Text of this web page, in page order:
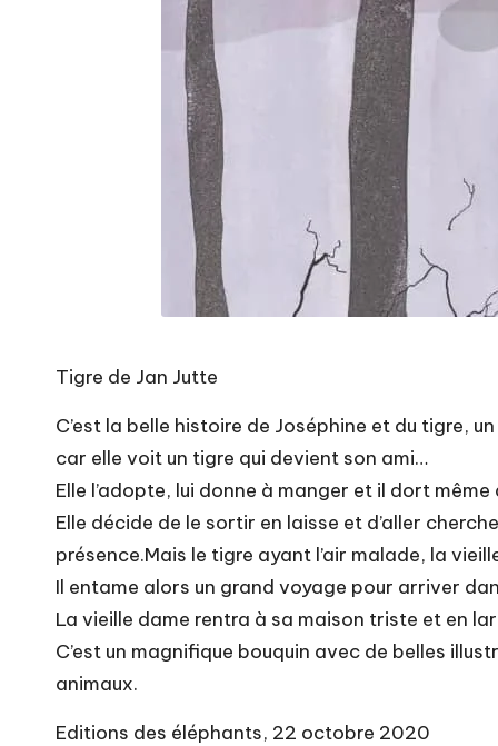
Tigre de Jan Jutte
C’est la belle histoire de Joséphine et du tigre,
car elle voit un tigre qui devient son ami…
Elle l’adopte, lui donne à manger et il dort même
Elle décide de le sortir en laisse et d’aller
présence.Mais le tigre ayant l’air malade, la
Il entame alors un grand voyage pour arriver
La vieille dame rentra à sa maison triste et en
C’est un magnifique bouquin avec de belles
animaux.
Editions des éléphants, 22 octobre 2020